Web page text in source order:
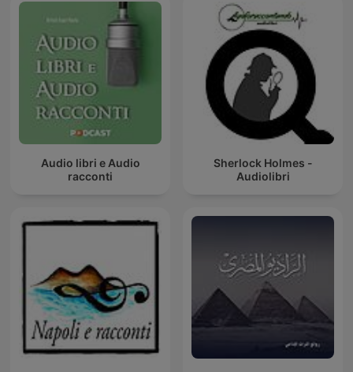
Audio libri e Audio
racconti
Sherlock Holmes -
Audiolibri